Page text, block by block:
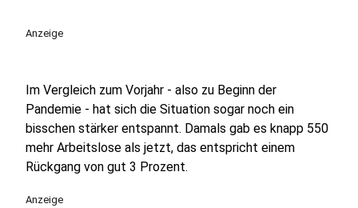
Anzeige
Im Vergleich zum Vorjahr - also zu Beginn der
Pandemie - hat sich die Situation sogar noch ein
bisschen stärker entspannt. Damals gab es knapp 550
mehr Arbeitslose als jetzt, das entspricht einem
Rückgang von gut 3 Prozent.
Anzeige